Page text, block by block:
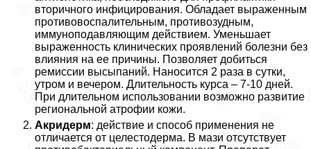
вторичного инфицирования. Обладает выраженным
противовоспалительным, противозудным,
иммуноподавляющим действием. Уменьшает
выраженность клинических проявлений болезни без
влияния на ее причины. Позволяет добиться
ремиссии высыпаний. Наносится 2 раза в сутки,
утром и вечером. Длительность курса – 7-10 дней.
При длительном использовании возможно развитие
региональной атрофии кожи.
Акридерм: действие и способ применения не
отличается от целестодерма. В мази отсутствует